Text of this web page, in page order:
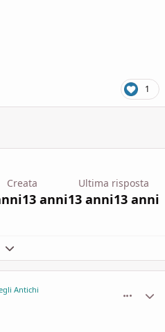
1
Creata
13 anni
Ultima risposta
13 anni13 anni
Espandi panoramica del topic
Antichi